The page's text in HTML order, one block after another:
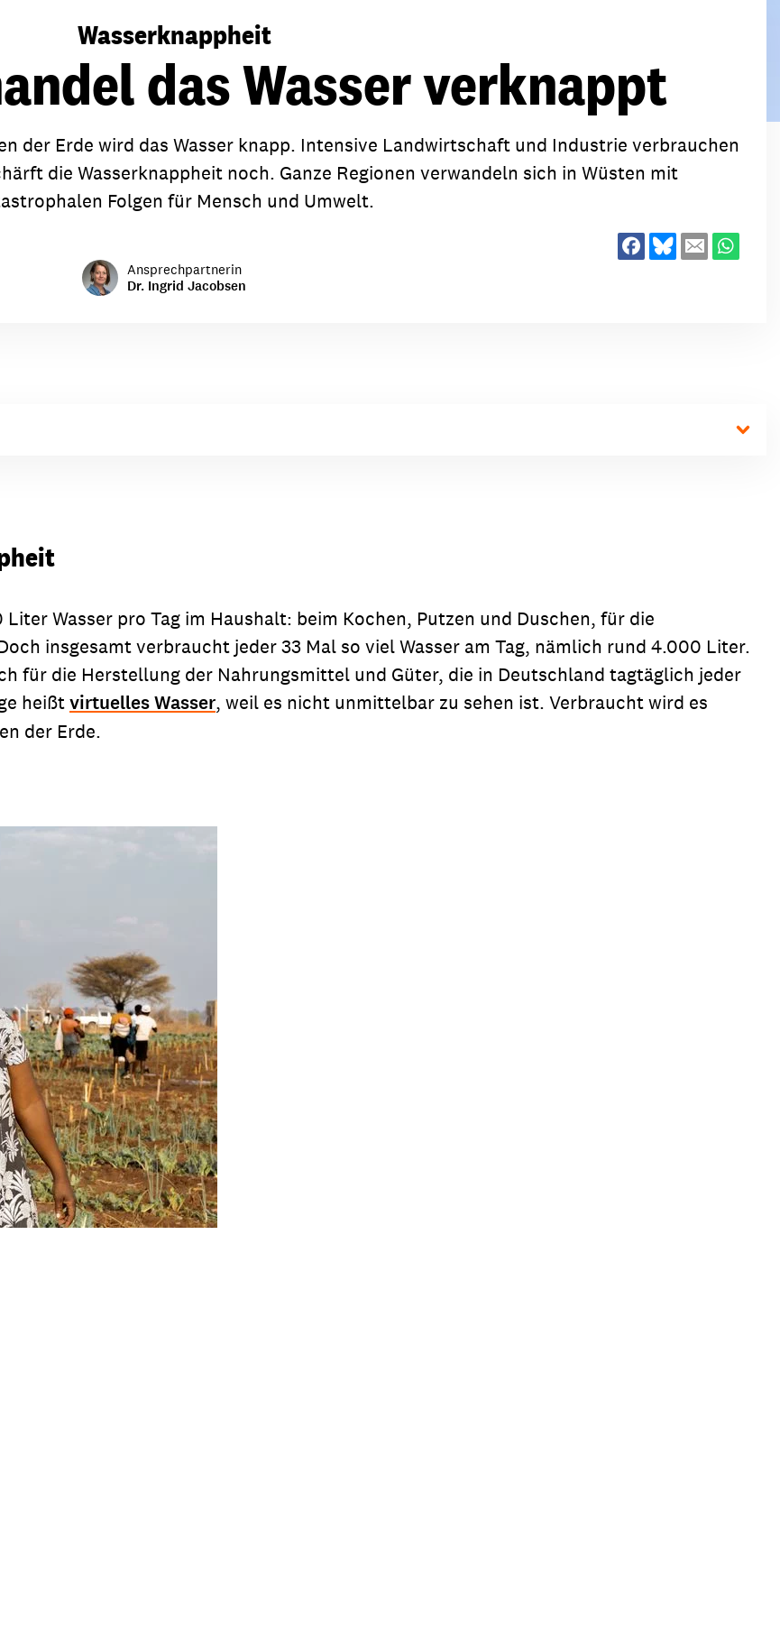
Stipendien
Frieden
Entwicklungszusammenarbeit
Zivilgesellschaft
Jugend & Konfirmation
Regionale Kontakte
Gemeindematerial
Projektmaterial
Wasserknappheit
das Wasser verknappt
der Erde wird das Wasser knapp. Intensive Landwirtschaft und Industrie verbrauchen
die Wasserknappheit noch. Ganze Regionen verwandeln sich in Wüsten mit
Folgen für Mensch und Umwelt.
Ansprechpartnerin
Dr. Ingrid Jacobsen
Wasser pro Tag im Haushalt: beim Kochen, Putzen und Duschen, für die
insgesamt verbraucht jeder 33 Mal so viel Wasser am Tag, nämlich rund 4.000 Liter.
für die Herstellung der Nahrungsmittel und Güter, die in Deutschland tagtäglich jeder
heißtvirtuelles Wasser, weil es nicht unmittelbar zu sehen ist. Verbraucht wird es
der Erde.